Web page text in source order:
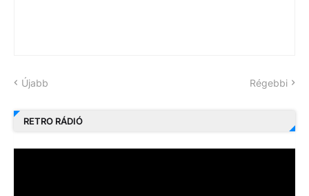
Újabb Régebbi
RETRO RÁDIÓ